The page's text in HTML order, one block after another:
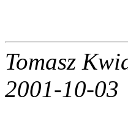
Tomasz
2001-10-03